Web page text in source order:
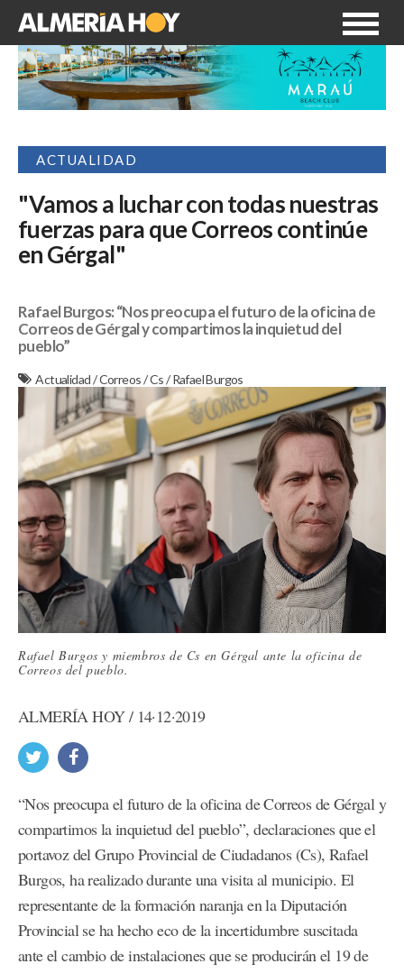
ACTUALIDAD
"Vamos a luchar con todas nuestras
fuerzas para que Correos continúe
en Gérgal"
Rafael Burgos: “Nos preocupa el futuro de la oficina de
Correos de Gérgal y compartimos la inquietud del
pueblo”
Actualidad/Correos/Cs/Rafael Burgos
Rafael Burgos y miembros de Cs en Gérgal ante la oficina de
Correos del pueblo.
ALMERÍA HOY / 14·12·2019
“Nos preocupa el futuro de la oficina de Correos de Gérgal y
compartimos la inquietud del pueblo”, declaraciones que el
portavoz del Grupo Provincial de Ciudadanos (Cs), Rafael
Burgos, ha realizado durante una visita al municipio. El
representante de la formación naranja en la Diputación
Provincial se ha hecho eco de la incertidumbre suscitada
ante el cambio de instalaciones que se producirán el 19 de